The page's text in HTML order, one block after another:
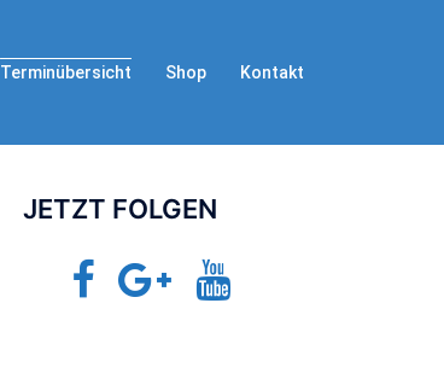
Terminübersicht Shop Kontakt
JETZT FOLGEN
Facebook Google+